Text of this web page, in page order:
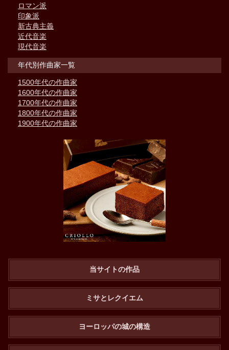
ロマン派
印象派
新古典主義
近代音楽
現代音楽
年代別作曲家一覧
1500年代の作曲家
1600年代の作曲家
1700年代の作曲家
1800年代の作曲家
1900年代の作曲家
当サイトの作品
ミサとレクイエム
ヨーロッパの城の構造